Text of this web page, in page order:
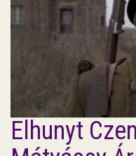
Elhunyt